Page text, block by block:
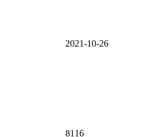
2021-10-26
8116